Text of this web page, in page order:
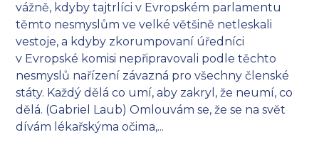
vážně, kdyby tajtrlíci v Evropském parlamentu
těmto nesmyslům ve velké většině netleskali
vestoje, a kdyby zkorumpovaní úředníci
v Evropské komisi nepřipravovali podle těchto
nesmyslů nařízení závazná pro všechny členské
státy. Každý dělá co umí, aby zakryl, že neumí, co
dělá. (Gabriel Laub) Omlouvám se, že se na svět
dívám lékařskýma očima,...